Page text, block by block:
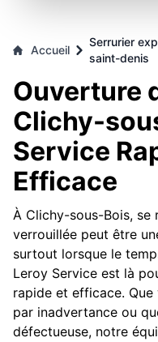
Accueil
Serrurier
saint-denis
Ouverture
Clichy-
Service
Efficace
À Clichy-sous-Bois,
verrouillée peut être
surtout lorsque le
Leroy Service est là
rapide et efficace.
par inadvertance ou
défectueuse, notre